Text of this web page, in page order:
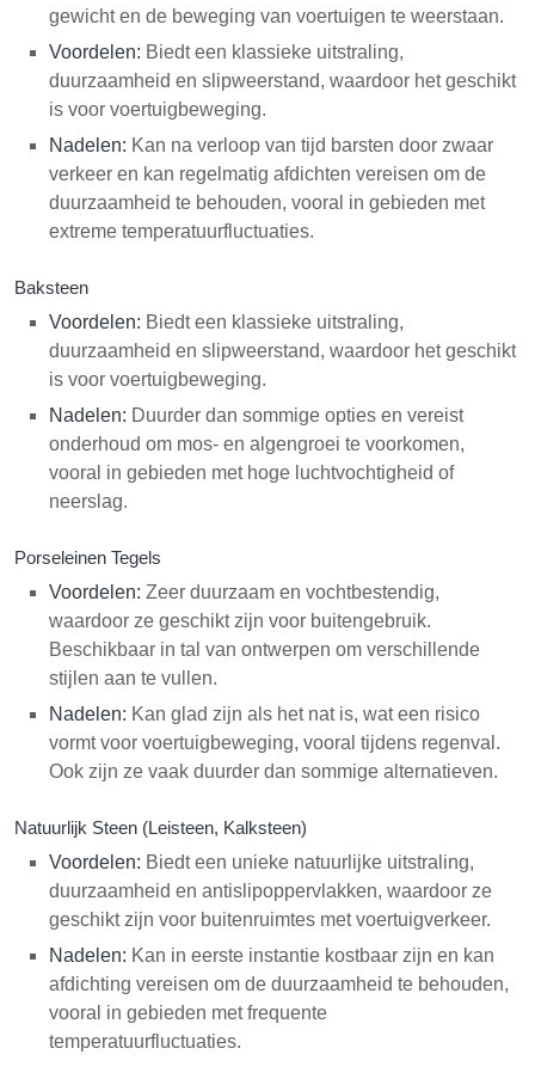
gewicht en de beweging van voertuigen te weerstaan.
Voordelen: Biedt een klassieke uitstraling,
duurzaamheid en slipweerstand, waardoor het geschikt
is voor voertuigbeweging.
Nadelen: Kan na verloop van tijd barsten door zwaar
verkeer en kan regelmatig afdichten vereisen om de
duurzaamheid te behouden, vooral in gebieden met
extreme temperatuurfluctuaties.
Baksteen
Voordelen: Biedt een klassieke uitstraling,
duurzaamheid en slipweerstand, waardoor het geschikt
is voor voertuigbeweging.
Nadelen: Duurder dan sommige opties en vereist
onderhoud om mos- en algengroei te voorkomen,
vooral in gebieden met hoge luchtvochtigheid of
neerslag.
Porseleinen Tegels
Voordelen: Zeer duurzaam en vochtbestendig,
waardoor ze geschikt zijn voor buitengebruik.
Beschikbaar in tal van ontwerpen om verschillende
stijlen aan te vullen.
Nadelen: Kan glad zijn als het nat is, wat een risico
vormt voor voertuigbeweging, vooral tijdens regenval.
Ook zijn ze vaak duurder dan sommige alternatieven.
Natuurlijk Steen (Leisteen, Kalksteen)
Voordelen: Biedt een unieke natuurlijke uitstraling,
duurzaamheid en antislipoppervlakken, waardoor ze
geschikt zijn voor buitenruimtes met voertuigverkeer.
Nadelen: Kan in eerste instantie kostbaar zijn en kan
afdichting vereisen om de duurzaamheid te behouden,
vooral in gebieden met frequente
temperatuurfluctuaties.